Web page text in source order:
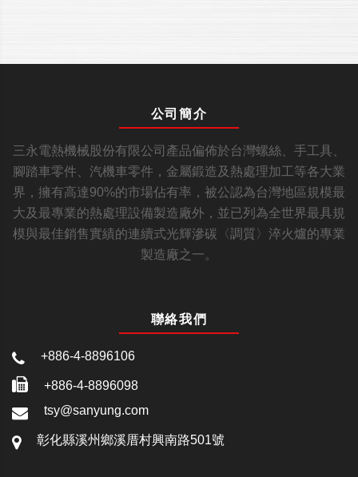
公司簡介
三永電熱機械股份有限公司產品偏佈於台灣螺絲、手工具、
腳踏車零件、汽機車零件，金屬鍛造及熱處理加工等各大業
界，擁有高達90%的市場佔有率，被公認為台灣地區規模最
大及最專業的熱處理設備製造廠外，並已列為全世界最具規
模與最佳銷售實績的連續式光輝滲碳〈調質〉淬火爐的專業
製造廠之一。
聯絡我們
+886-4-8896106
+886-4-8896098
tsy@sanyung.com
彰化縣溪州鄉溪厝村興南路501號